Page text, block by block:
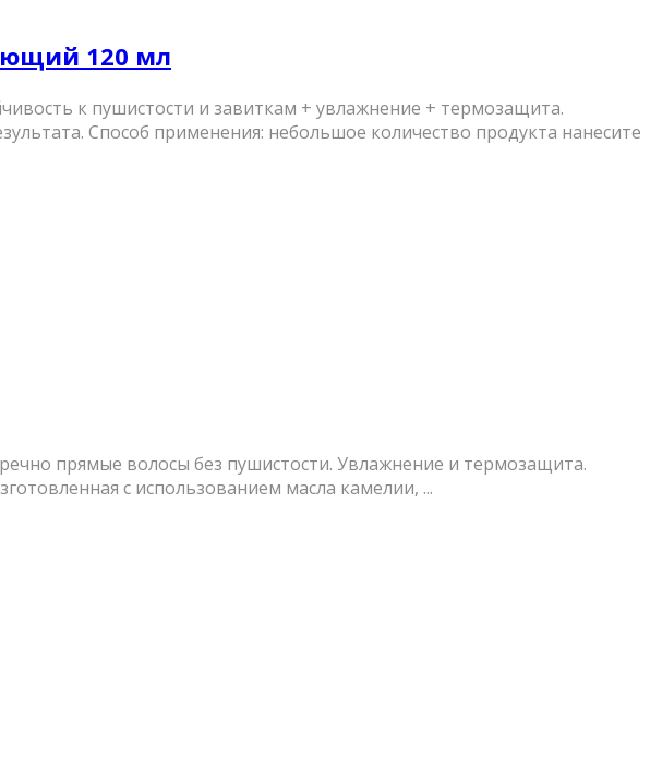
120 мл
к пушистости и завиткам + увлажнение + термозащита.
Способ применения: небольшое количество продукта нанесите
прямые волосы без пушистости. Увлажнение и термозащита.
с использованием масла камелии, ...